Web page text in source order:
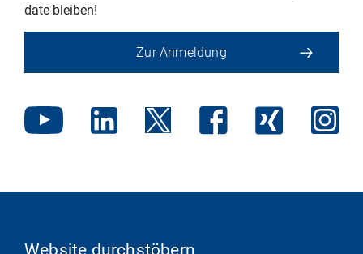
date bleiben!
Zur Anmeldung
Website durchstöbern